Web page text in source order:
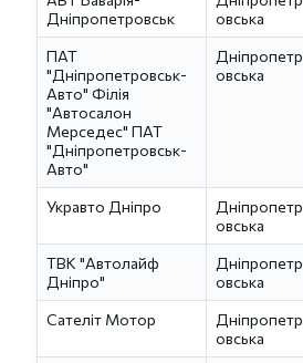
Дніпропетровськ
овська
ПАТ
"Дніпропетровськ-
Авто" Філія
"Автосалон
Мерседес" ПАТ
"Дніпропетровськ-
Авто"
Дніпропетр
овська
Укравто Дніпро
Дніпропетр
овська
ТВК "Автолайф
Дніпро"
Дніпропетр
овська
Сателіт Мотор
Дніпропетр
овська